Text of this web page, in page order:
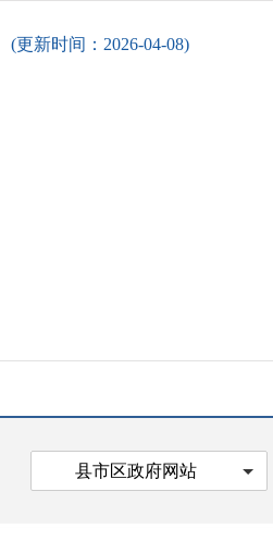
(更新时间：2026-04-08)
县市区政府网站